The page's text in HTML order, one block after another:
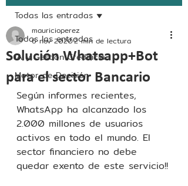
Todas las entradas
IA y Gestión Crediticia
Motor de Decisión
Todas las entradas
Solución Whatsapp+Bot
para el sector Bancario
mauricioperez
6 nov 20202 min de lectura
Según informes recientes,
WhatsApp ha alcanzado los
2.000 millones de usuarios
activos en todo el mundo. El
sector financiero no debe
quedar exento de este servicio!!